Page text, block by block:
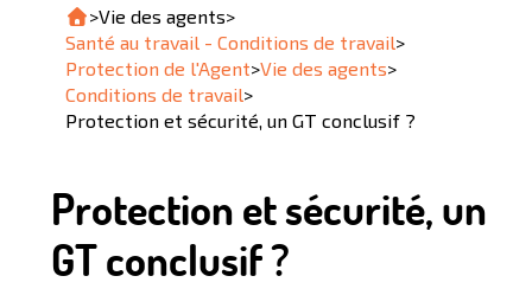
>Vie des agents>
Santé au travail - Conditions de travail>
Protection de l'Agent>Vie des agents>
Conditions de travail>
Protection et sécurité, un GT conclusif ?
Protection et sécurité, un
GT conclusif ?